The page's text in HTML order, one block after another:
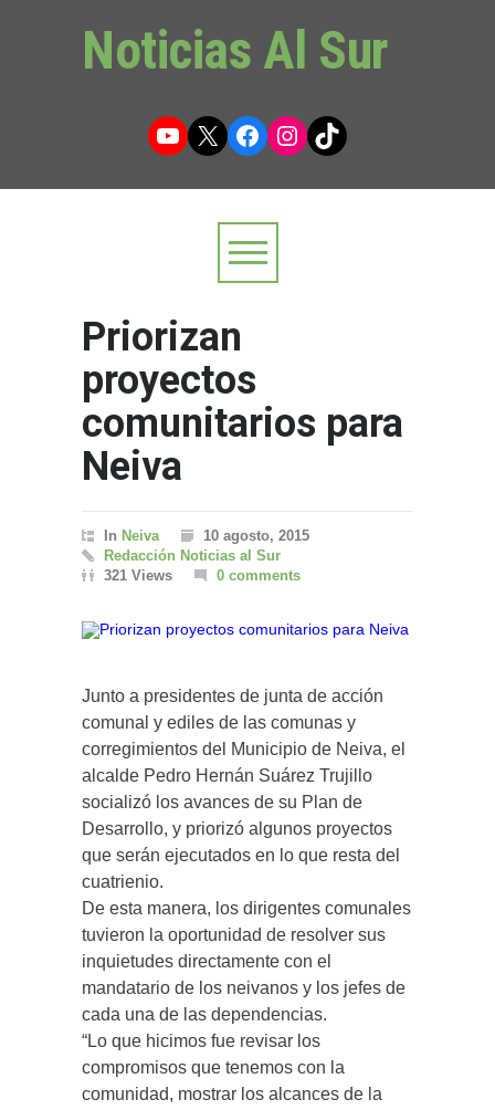
Noticias Al Sur
YouTube
X Facebook
Instagram
TikTok
Priorizan
proyectos
comunitarios para
Neiva
In Neiva
10 agosto, 2015
Redacción Noticias al Sur
321 Views
0 comments
Junto a presidentes de junta de acción
comunal y ediles de las comunas y
corregimientos del Municipio de Neiva, el
alcalde Pedro Hernán Suárez Trujillo
socializó los avances de su Plan de
Desarrollo, y priorizó algunos proyectos
que serán ejecutados en lo que resta del
cuatrienio.
De esta manera, los dirigentes comunales
tuvieron la oportunidad de resolver sus
inquietudes directamente con el
mandatario de los neivanos y los jefes de
cada una de las dependencias.
“Lo que hicimos fue revisar los
compromisos que tenemos con la
comunidad, mostrar los alcances de la